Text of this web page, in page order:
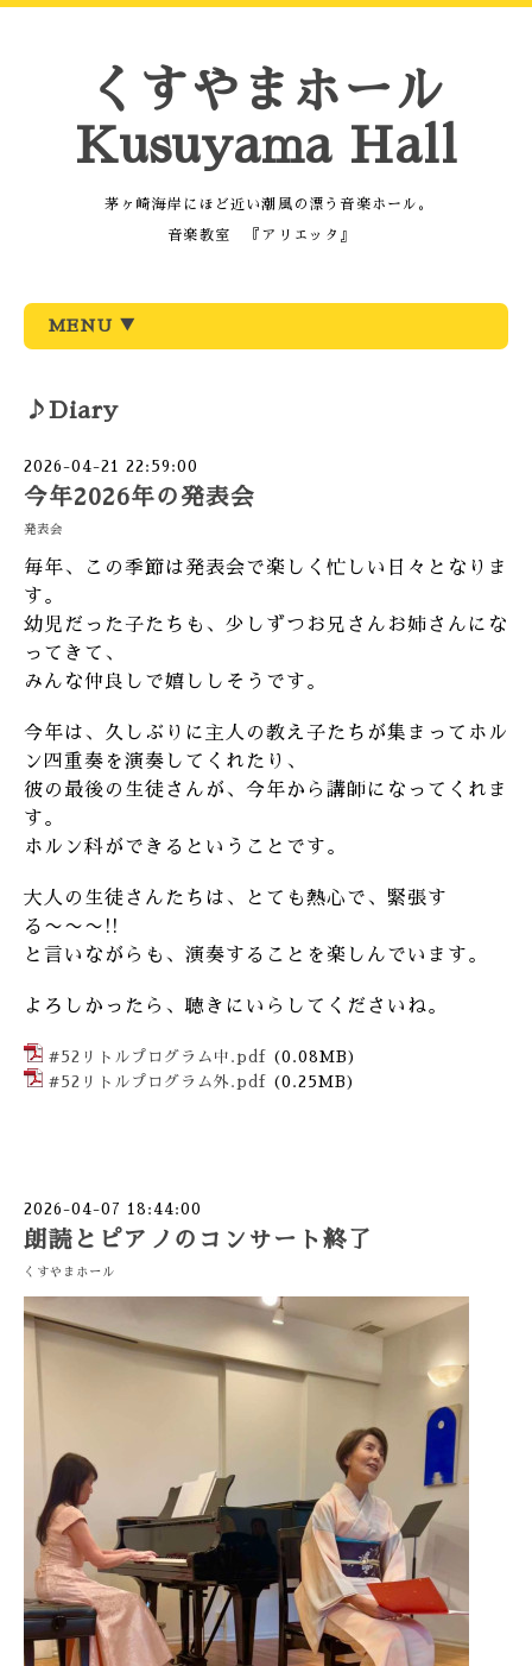
くすやまホール
Kusuyama Hall
茅ヶ崎海岸にほど近い潮風の漂う音楽ホール。
音楽教室 『アリエッタ』
MENU ▼
♪Diary
2026-04-21 22:59:00
今年2026年の発表会
発表会
毎年、この季節は発表会で楽しく忙しい日々となりま
す。
幼児だった子たちも、少しずつお兄さんお姉さんにな
ってきて、
みんな仲良しで嬉ししそうです。
今年は、久しぶりに主人の教え子たちが集まってホル
ン四重奏を演奏してくれたり、
彼の最後の生徒さんが、今年から講師になってくれま
す。
ホルン科ができるということです。
大人の生徒さんたちは、とても熱心で、緊張す
る〜〜〜!!
と言いながらも、演奏することを楽しんでいます。
よろしかったら、聴きにいらしてくださいね。
#52リトルプログラム中.pdf
(0.08MB)
#52リトルプログラム外.pdf
(0.25MB)
2026-04-07 18:44:00
朗読とピアノのコンサート終了
くすやまホール